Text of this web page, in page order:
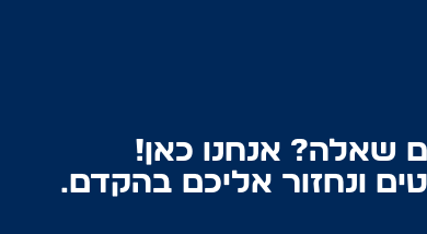
שאלה? אנחנו כאן!
ונחזור אליכם בהקדם.